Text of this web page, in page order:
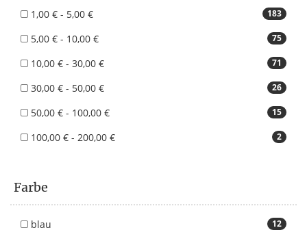
183
1,00 € - 5,00 €
75
5,00 € - 10,00 €
71
10,00 € - 30,00 €
26
30,00 € - 50,00 €
15
50,00 € - 100,00 €
2
100,00 € - 200,00 €
Farbe
12
blau